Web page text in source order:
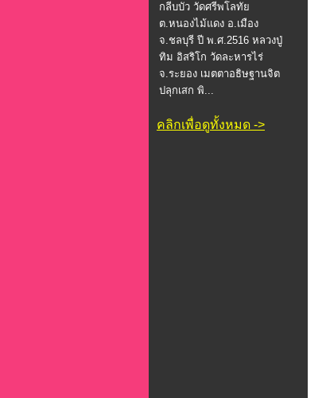
กลีบบัว วัดศรีพโลทัย
ต.หนองไม้แดง อ.เมือง
จ.ชลบุรี ปี พ.ศ.2516 หลวงปู่
ทิม อิสริโก วัดละหารไร่
จ.ระยอง เมตตาอธิษฐานจิต
ปลุกเสก พิ...
คลิกเพื่อดูทั้งหมด ->